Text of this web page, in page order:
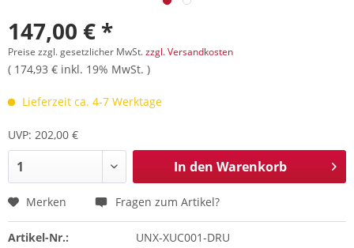
147,00 € *
Preise zzgl. gesetzlicher MwSt.zzgl. Versandkosten
( 174,93 € inkl. 19% MwSt. )
Lieferzeit ca. 4-7 Werktage
UVP: 202,00 €
In den Warenkorb
Merken Fragen zum Artikel?
Artikel-Nr.:
UNX-XUC001-DRU